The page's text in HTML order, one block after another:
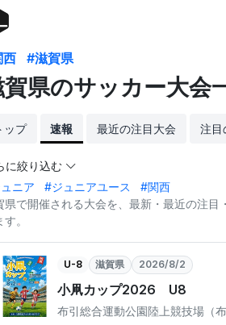
西 #滋賀県
県のサッカー大会
ップ 速報 最近の注目大会 注目
に絞り込む
ニア
#ジュニアユース
#関西
県で開催される大会を、最新・最近の注
。
U-8 滋賀県 2026/8/2
小凧カップ2026 U8
布引総合運動公園陸上競技場（